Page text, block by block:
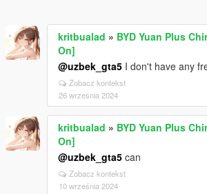
kritbualad » BYD Yuan Plus
On]
@uzbek_gta5 I don't have any
Zobacz kontekst
26 września 2024
kritbualad » BYD Yuan Plus
On]
@uzbek_gta5 can
Zobacz kontekst
10 września 2024